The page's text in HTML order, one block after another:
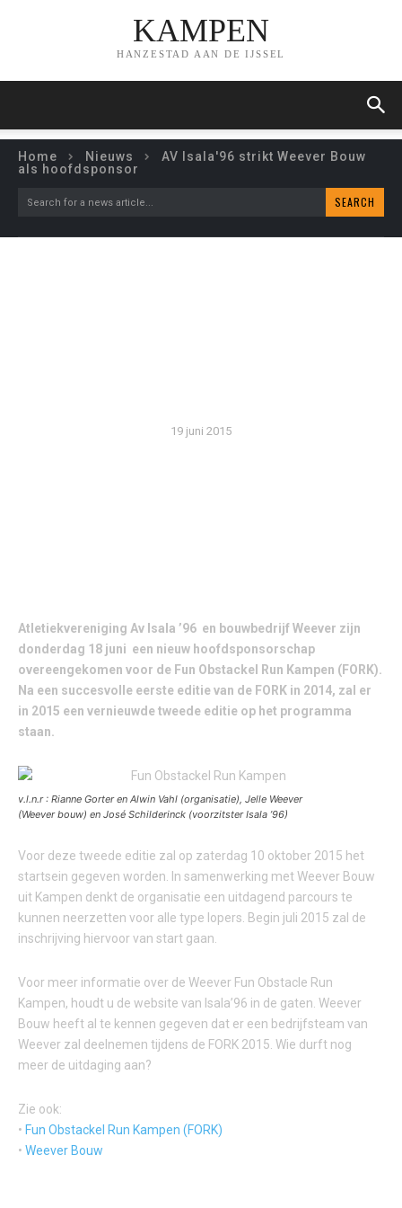
KAMPEN
HANZESTAD AAN DE IJSSEL
Home Nieuws
AV Isala'96 strikt Weever Bouw
als hoofdsponsor
Search for a news article... SEARCH
19 juni 2015
Atletiekvereniging Av Isala ’96 en bouwbedrijf Weever zijn
donderdag 18 juni een nieuw hoofdsponsorschap
overeengekomen voor de Fun Obstackel Run Kampen (FORK).
Na een succesvolle eerste editie van de FORK in 2014, zal er
in 2015 een vernieuwde tweede editie op het programma
staan.
v.l.n.r : Rianne Gorter en Alwin Vahl (organisatie), Jelle Weever
(Weever bouw) en José Schilderinck (voorzitster Isala ’96)
Voor deze tweede editie zal op zaterdag 10 oktober 2015 het
startsein gegeven worden. In samenwerking met Weever Bouw
uit Kampen denkt de organisatie een uitdagend parcours te
kunnen neerzetten voor alle type lopers. Begin juli 2015 zal de
inschrijving hiervoor van start gaan.
Voor meer informatie over de Weever Fun Obstacle Run
Kampen, houdt u de website van Isala’96 in de gaten. Weever
Bouw heeft al te kennen gegeven dat er een bedrijfsteam van
Weever zal deelnemen tijdens de FORK 2015. Wie durft nog
meer de uitdaging aan?
Zie ook:
• Fun Obstackel Run Kampen (FORK)
• Weever Bouw